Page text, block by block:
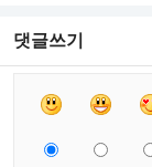
댓글쓰기